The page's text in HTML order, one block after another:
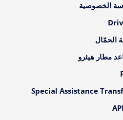
الخصوصية
الحمّال
مطار هيثرو
Special Assistance